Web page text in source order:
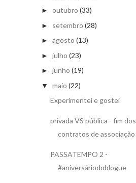
► outubro (33)
► setembro (28)
► agosto (13)
► julho (23)
► junho (19)
▼ maio (22)
Experimentei e gostei
privada VS pública - fim dos
contratos de associação
PASSATEMPO 2 -
#aniversáriodoblogue